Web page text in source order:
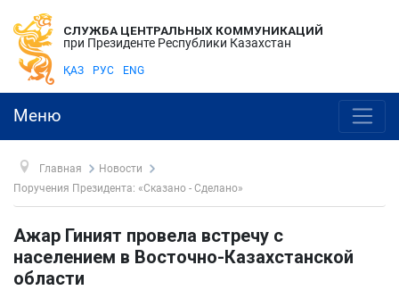
СЛУЖБА ЦЕНТРАЛЬНЫХ КОММУНИКАЦИЙ
при Президенте Республики Казахстан
ҚАЗ РУС ENG
Меню
Главная
Новости
Поручения Президента: «Сказано - Сделано»
Ажар Гиният провела встречу с
населением в Восточно-Казахстанской
области